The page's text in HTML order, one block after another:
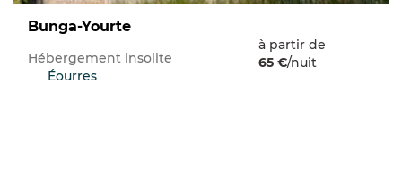
Bunga-Yourte
Hébergement insolite
Éourres
à partir de
65 €/nuit